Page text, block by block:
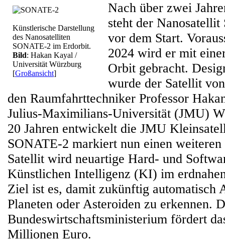
Künstlerische Darstellung
des Nanosatelliten
SONATE-2 im Erdorbit.
Bild: Hakan Kayal /
Universität Würzburg
[Großansicht]
Nach über zwei
steht der
vor dem Start.
2024 wird er mit
Orbit gebracht.
wurde der Satellit
den Raumfahrttechniker Professor
Julius-Maximilians-Universität (JMU)
20 Jahren entwickelt die JMU
SONATE-2 markiert nun einen
Satellit wird neuartige Hard- und
Künstlichen Intelligenz (KI) im
Ziel ist es, damit zukünftig automatisch
Planeten oder Asteroiden zu erkennen.
Bundeswirtschaftsministerium fördert
Millionen Euro.